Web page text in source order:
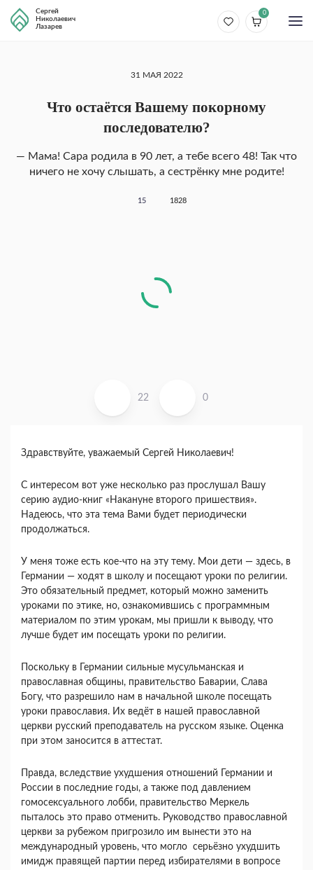
Сергей
Николаевич
Лазарев
0
31 МАЯ 2022
Что остаётся Вашему покорному
последователю?
— Мама! Сара родила в 90 лет, а тебе всего 48! Так что
ничего не хочу слышать, а сестрёнку мне родите!
15 1828
22 0
Здравствуйте, уважаемый Сергей Николаевич!
С интересом вот уже несколько раз прослушал Вашу
серию аудио-книг «Накануне второго пришествия».
Надеюсь, что эта тема Вами будет периодически
продолжаться.
У меня тоже есть кое-что на эту тему. Мои дети — здесь, в
Германии — ходят в школу и посещают уроки по религии.
Это обязательный предмет, который можно заменить
уроками по этике, но, ознакомившись с программным
материалом по этим урокам, мы пришли к выводу, что
лучше будет им посещать уроки по религии.
Поскольку в Германии сильные мусульманская и
православная общины, правительство Баварии, Слава
Богу, что разрешило нам в начальной школе посещать
уроки православия. Их ведёт в нашей православной
церкви русский преподаватель на русском языке. Оценка
при этом заносится в аттестат.
Правда, вследствие ухудшения отношений Германии и
России в последние годы, а также под давлением
гомосексуального лобби, правительство Меркель
пыталось это право отменить. Руководство православной
церкви за рубежом пригрозило им вынести это на
международный уровень, что могло серьёзно ухудшить
имидж правящей партии перед избирателями в вопросе